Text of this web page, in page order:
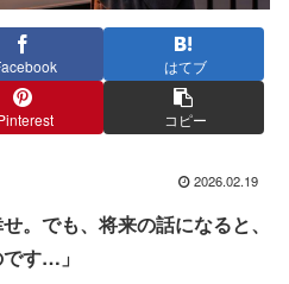
はてブ
コピー
2026.02.19
。でも、将来の話になると、
す…」